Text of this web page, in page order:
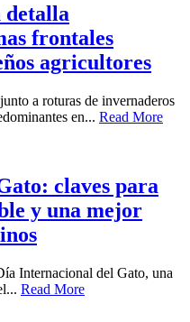
detalla
frontales
agricultores
a roturas de invernaderos
en... Read More
claves para
y una mejor
Internacional del Gato, una
Read More